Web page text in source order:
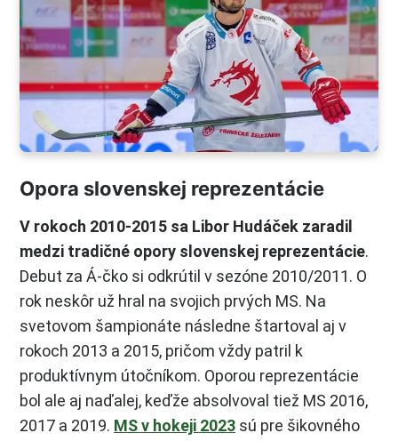
Opora slovenskej reprezentácie
V rokoch 2010-2015 sa Libor Hudáček zaradil
medzi tradičné opory slovenskej reprezentácie.
Debut za Á-čko si odkrútil v sezóne 2010/2011. O
rok neskôr už hral na svojich prvých MS. Na
svetovom šampionáte následne štartoval aj v
rokoch 2013 a 2015, pričom vždy patril k
produktívnym útočníkom. Oporou reprezentácie
bol ale aj naďalej, keďže absolvoval tiež MS 2016,
2017 a 2019. MS v hokeji 2023 sú pre šikovného